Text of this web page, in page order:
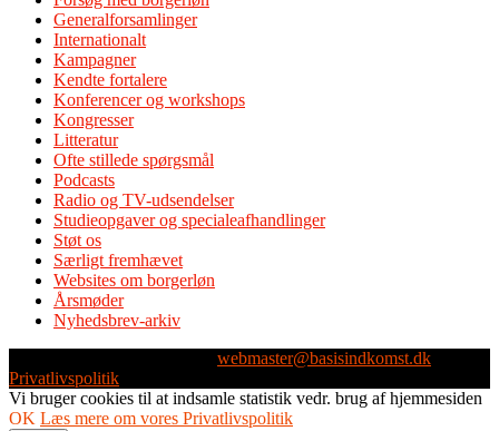
Generalforsamlinger
Internationalt
Kampagner
Kendte fortalere
Konferencer og workshops
Kongresser
Litteratur
Ofte stillede spørgsmål
Podcasts
Radio og TV-udsendelser
Studieopgaver og specialeafhandlinger
Støt os
Særligt fremhævet
Websites om borgerløn
Årsmøder
Nyhedsbrev-arkiv
webmaster@basisindkomst.dk
Privatlivspolitik
Vi bruger cookies til at indsamle statistik vedr. brug af hjemmesiden
OK Læs mere om vores Privatlivspolitik